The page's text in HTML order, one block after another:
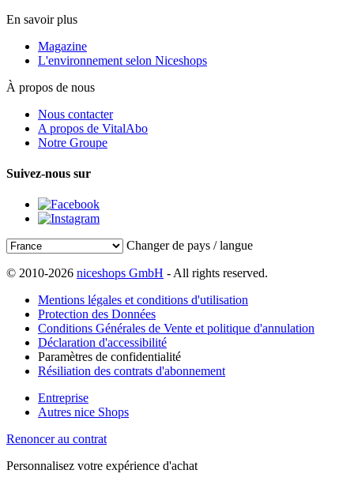
En savoir plus
Magazine
L'environnement selon Niceshops
À propos de nous
Nous contacter
A propos de VitalAbo
Notre Groupe
Suivez-nous sur
Changer de pays / langue
© 2010-2026 niceshops GmbH - All rights reserved.
Mentions légales et conditions d'utilisation
Protection des Données
Conditions Générales de Vente et politique d'annulation
Déclaration d'accessibilité
Paramètres de confidentialité
Résiliation des contrats d'abonnement
Entreprise
Autres nice Shops
Renoncer au contrat
Personnalisez votre expérience d'achat